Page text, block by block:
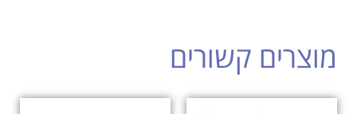
מוצרים קשורים